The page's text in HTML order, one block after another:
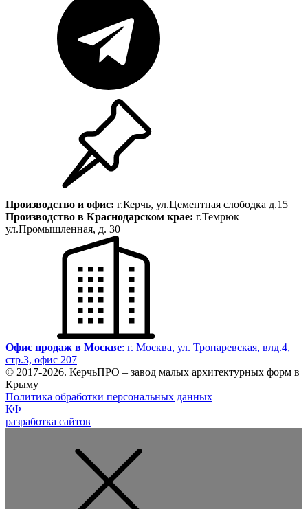
Производство и офис: г.Керчь, ул.Цементная слободка д.15
Производство в Краснодарском крае: г.Темрюк
ул.Промышленная, д. 30
Офис продаж в Москве: г. Москва, ул. Тропаревская, влд.4,
стр.3, офис 207
© 2017-2026. КерчьПРО – завод малых архитектурных форм в
Крыму
Политика обработки персональных данных
КФ
разработка сайтов